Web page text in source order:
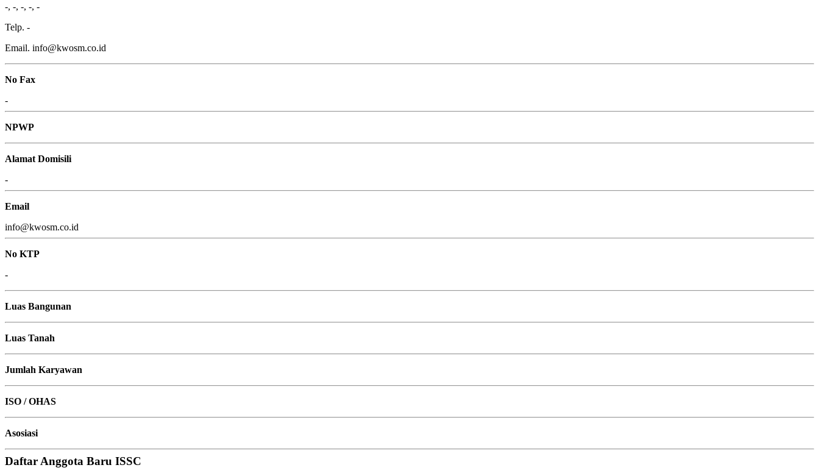
-, -, -, -, -
Telp. -
Email. info@kwosm.co.id
No Fax
-
NPWP
Alamat Domisili
-
Email
info@kwosm.co.id
No KTP
-
Luas Bangunan
Luas Tanah
Jumlah Karyawan
ISO / OHAS
Asosiasi
Daftar Anggota Baru ISSC